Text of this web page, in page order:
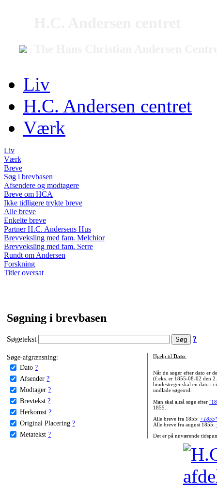
Liv
H.C. Andersen centret
Værk
Liv
Værk
Breve
Søg i brevbasen
Afsendere og modtagere
Breve om HCA
Ikke tidligere trykte breve
Alle breve
Enkelte breve
Partner H.C. Andersens Hus
Brevveksling med fam. Melchior
Brevveksling med fam. Serre
Rundt om Andersen
Forskning
Titler oversat
Søgning i brevbasen
Søgetekst ?
Søge-afgrænsning:
Dato ?
Afsender ?
Modtager ?
Brevtekst ?
Herkomst ?
Original Placering ?
Metatekst ?
Hjælp til Dato:
Når du søger efter dato er
(f.eks. er 1855-08-02 den
bindestreger skal en dato i
undlade søgeord.
Man skal altså søge efter
1855.
Alle breve fra 1855:
Alle breve fra august 1855:
Det er på nuværende